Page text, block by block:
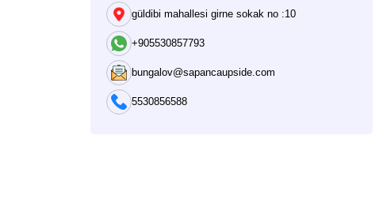
güldibi mahallesi girne sokak no :10
+905530857793
bungalov@sapancaupside.com
5530856588